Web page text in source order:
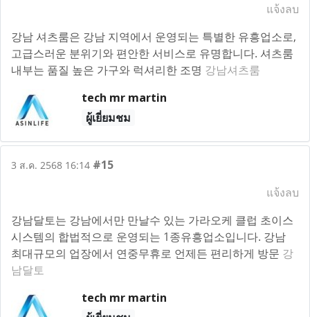
แจ้งลบ
강남 셔츠룸은 강남 지역에서 운영되는 특별한 유흥업소로,
고급스러운 분위기와 편안한 서비스로 유명합니다. 셔츠룸
내부는 품질 높은 가구와 럭셔리한 조명 강남셔츠룸
tech mr martin
ผู้เยี่ยมชม
3 ส.ค. 2568 16:14 #15
แจ้งลบ
강남달토는 강남에서만 만날수 있는 가라오케 클럽 초이스
시스템의 합법적으로 운영되는 1종유흥업소입니다. 강남
최대규모의 업장에서 연중무휴로 언제든 편리하게 방문 강
남달토
tech mr martin